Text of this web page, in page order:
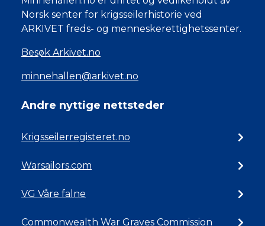
Norsk senter for krigsseilerhistorie ved
ARKIVET freds- og menneskerettighetssenter.
Besøk Arkivet.no
minnehallen@arkivet.no
Andre nyttige nettsteder
Krigsseilerregisteret.no
Warsailors.com
VG Våre falne
Commonwealth War Graves Commission